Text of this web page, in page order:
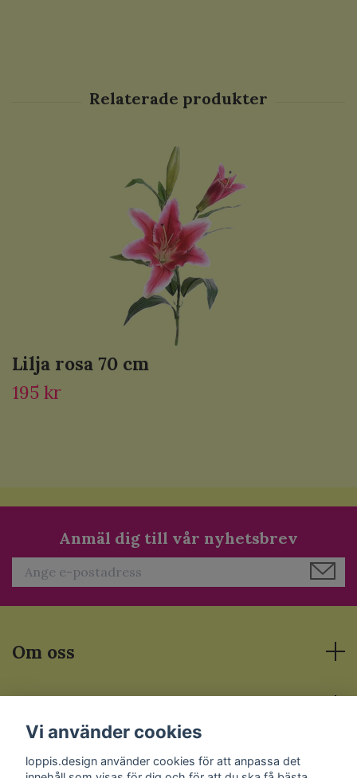
Lilja rosa 70 cm
195 kr
Anmäl dig till vår nyhetsbrev
Om oss
Sociala medier
Vi använder cookies
loppis.design använder cookies för att anpassa det